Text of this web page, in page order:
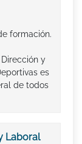
formación.
y
es
de todos
Laboral